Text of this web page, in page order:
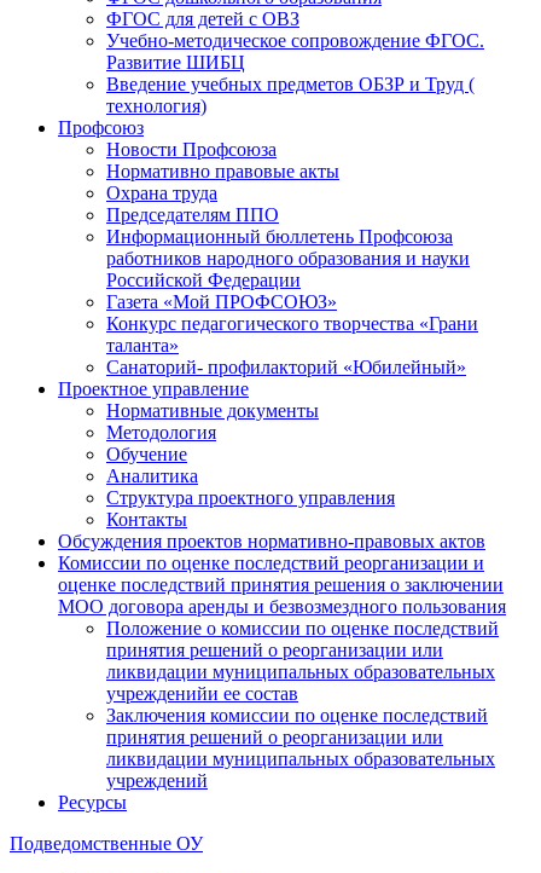
ФГОС для детей с ОВЗ
Учебно-методическое сопровождение ФГОС.
Развитие ШИБЦ
Введение учебных предметов ОБЗР и Труд (
технология)
Профсоюз
Новости Профсоюза
Нормативно правовые акты
Охрана труда
Председателям ППО
Информационный бюллетень Профсоюза
работников народного образования и науки
Российской Федерации
Газета «Мой ПРОФСОЮЗ»
Конкурс педагогического творчества «Грани
таланта»
Санаторий- профилакторий «Юбилейный»
Проектное управление
Нормативные документы
Методология
Обучение
Аналитика
Структура проектного управления
Контакты
Обсуждения проектов нормативно-правовых актов
Комиссии по оценке последствий реорганизации и
оценке последствий принятия решения о заключении
МОО договора аренды и безвозмездного пользования
Положение о комиссии по оценке последствий
принятия решений о реорганизации или
ликвидации муниципальных образовательных
учрежденийи ее состав
Заключения комиссии по оценке последствий
принятия решений о реорганизации или
ликвидации муниципальных образовательных
учреждений
Ресурсы
Подведомственные ОУ